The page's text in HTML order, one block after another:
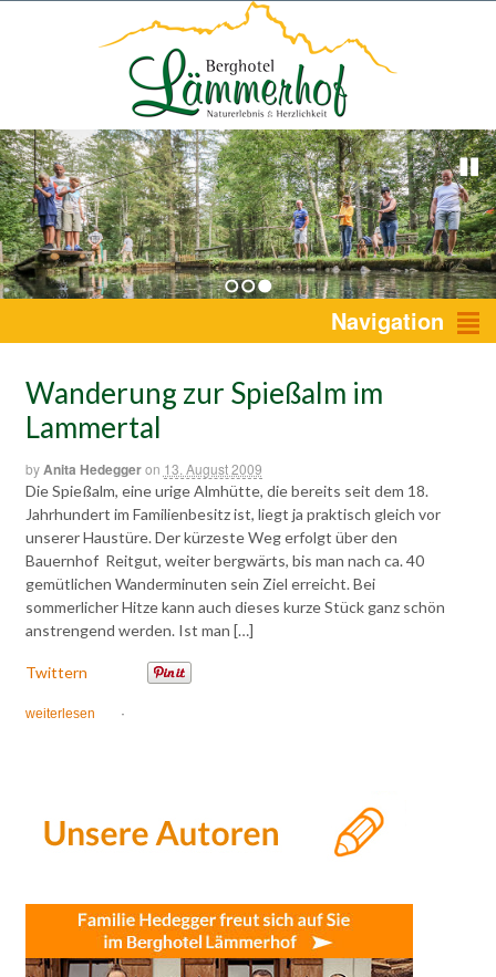
1 2 3 Navigation
Wanderung zur Spießalm im
Lammertal
byAnita Hedeggeron 13. August 2009
Die Spießalm, eine urige Almhütte, die bereits seit dem 18.
Jahrhundert im Familienbesitz ist, liegt ja praktisch gleich vor
unserer Haustüre. Der kürzeste Weg erfolgt über den
Bauernhof Reitgut, weiter bergwärts, bis man nach ca. 40
gemütlichen Wanderminuten sein Ziel erreicht. Bei
sommerlicher Hitze kann auch dieses kurze Stück ganz schön
anstrengend werden. Ist man […]
Twittern
weiterlesen ·